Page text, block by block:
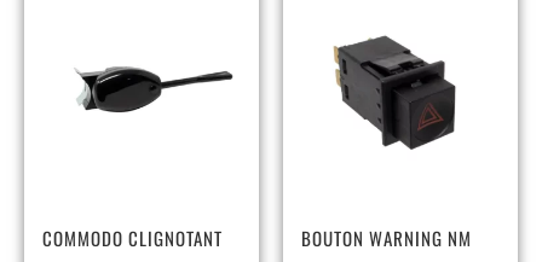
COMMODO CLIGNOTANT
BOUTON WARNING NM